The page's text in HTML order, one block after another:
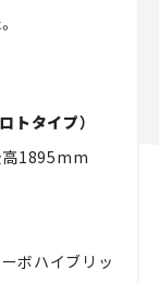
タイプ）
高1895mm
ボハイブリッ